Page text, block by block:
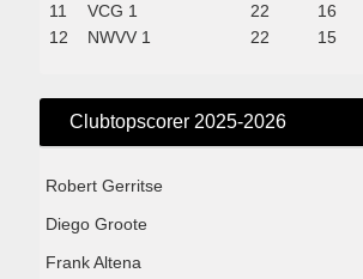
11
VCG 1 22 16
12
NWVV 1 22 15
Clubtopscorer 2025-2026
Robert Gerritse
Diego Groote
Frank Altena